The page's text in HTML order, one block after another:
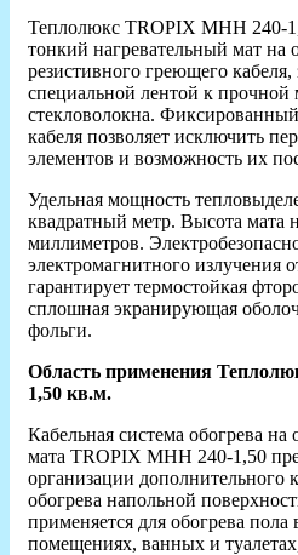
Теплолюкс TROPIX МНH 240-
тонкий нагревательный мат на
резистивного греющего кабеля,
специальной лентой к прочной
стекловолокна.
кабеля позволяет исключить
элементов и возможность их
Удельная мощность
квадратный метр. Высота мата
миллиметров.
электромагнитного излучения
гарантирует термостойкая
сплошная экранирующая
фольги.
Область применения
1,50 кв.м.
Кабельная система обогрева на
мата TROPIX МНH 240-1,50
организации дополнительного
обогрева напольной
применяется для обогрева
помещениях, ванных и